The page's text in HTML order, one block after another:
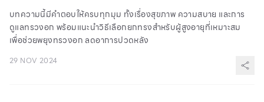
บทความนี้มีคำตอบให้ครบทุกมุม ทั้งเรื่องสุขภาพ ความสบาย และการ
ดูแลทรวงอก พร้อมแนะนำวิธีเลือกยกทรงสำหรับผู้สูงอายุที่เหมาะสม
เพื่อช่วยพยุงทรวงอก ลดอาการปวดหลัง
29 NOV 2024